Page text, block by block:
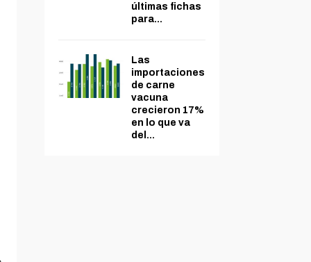
últimas fichas
para...
Las
importaciones
de carne
vacuna
crecieron 17%
en lo que va
del...